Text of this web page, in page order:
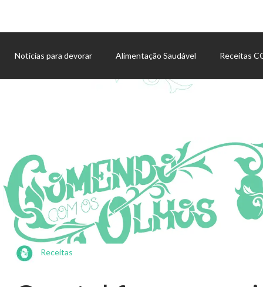
Notícias para devorar Alimentação Saudável Receitas
Receitas